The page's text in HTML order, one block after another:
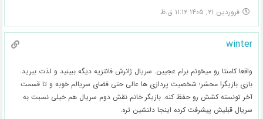
فروردین ۲۱, ۱۴۰۵ ۱۱:۱۲ ق.ظ
winter
واقعا کامنتا رو میخونم برام عجیبن. سریال ژانرش فانتزیه دیگه ببینید و لذت ببرید.
بازی بازیگرا محشر؛ شخصیت پردازی ها عالی حتی فضای سریالم خوبه و تا قسمت
آخر تونسته کشش رو حفظ کنه. بازیگر خانم نقش دوم سریال هم خیلی نسبت به
سریال قبلیش پیشرفت کرده اینجا دلنشین تره.